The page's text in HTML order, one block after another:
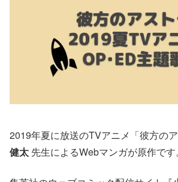
2019年夏に放送のTVアニメ「彼方のア
健太 先生によるWebマンガが原作です。